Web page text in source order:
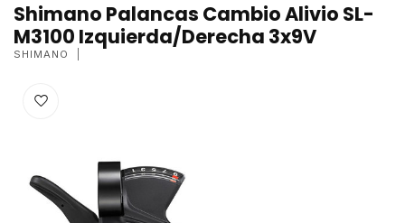
Shimano Palancas Cambio Alivio SL-
M3100 Izquierda/Derecha 3x9V
SHIMANO